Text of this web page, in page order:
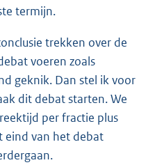
termijn.
trekken over de
voeren zoals
geknik. Dan stel ik voor
dit debat starten. We
per fractie plus
eind van het debat